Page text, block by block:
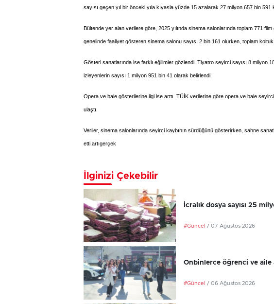
sayısı geçen yıl bir önceki yıla kıyasla yüzde 15 azalarak 27 milyon 657 bin 591
Bültende yer alan verilere göre, 2025 yılında sinema salonlarında toplam 771
genelinde faaliyet gösteren sinema salonu sayısı 2 bin 161 olurken, toplam
Gösteri sanatlarında ise farklı eğilimler gözlendi. Tiyatro seyirci sayısı 8 milyon
izleyenlerin sayısı 1 milyon 951 bin 41 olarak belirlendi.
Opera ve bale gösterilerine ilgi ise arttı. TÜİK verilerine göre opera ve bale
ulaştı.
Veriler, sinema salonlarında seyirci kaybının sürdüğünü gösterirken, sahne
etti.artıgerçek
İlginizi Çekebilir
İcralık dosya sayısı 25
#Güncel / 07 Ağustos 2026
Onbinlerce öğrenci ve aile
#Güncel / 06 Ağustos 2026